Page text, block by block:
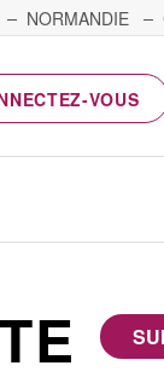
NORMANDIE
VOUS